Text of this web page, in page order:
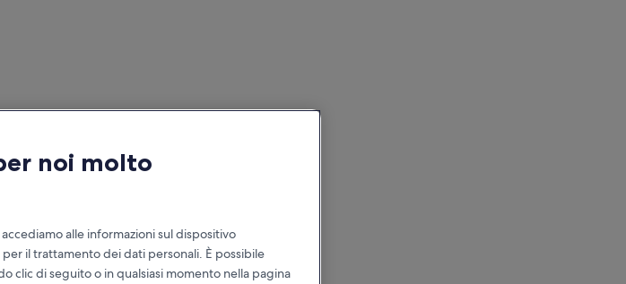
noi molto
alle informazioni sul dispositivo
il trattamento dei dati personali. È possibile
clic di seguito o in qualsiasi momento nella pagina